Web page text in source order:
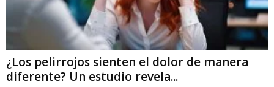
¿Los pelirrojos sienten el dolor de manera
diferente? Un estudio revela...